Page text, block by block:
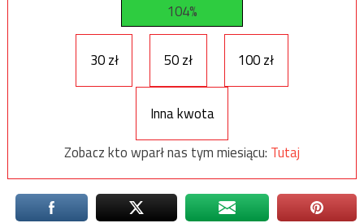
104%
30 zł 50 zł 100 zł
Inna kwota
Zobacz kto wparł nas tym miesiącu: Tutaj